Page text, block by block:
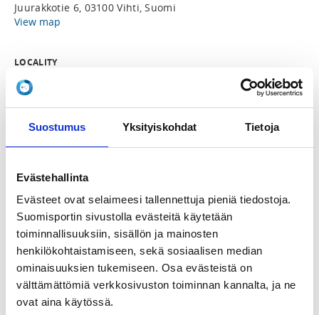
Suostumus Yksityiskohdat Tietoja
Evästehallinta
Evästeet ovat selaimeesi tallennettuja pieniä tiedostoja.
Suomisportin sivustolla evästeitä käytetään
toiminnallisuuksiin, sisällön ja mainosten
henkilökohtaistamiseen, sekä sosiaalisen median
ominaisuuksien tukemiseen. Osa evästeistä on
välttämättömiä verkkosivuston toiminnan kannalta, ja ne
ovat aina käytössä.
Juurakkotie 6, 03100 Vihti, Suomi
View map
LOCALITY
Vihti
Fr 21.10.2022 at 16:00 - Tu 1.11.2022 at 23:59
PRICE
ADDITIONAL INFORMATION
Ville Montonen
ville.montonen@taekwondovihti.fi
INSTRUCTORS